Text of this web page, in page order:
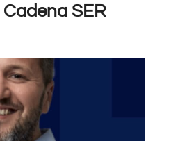
Cadena SER